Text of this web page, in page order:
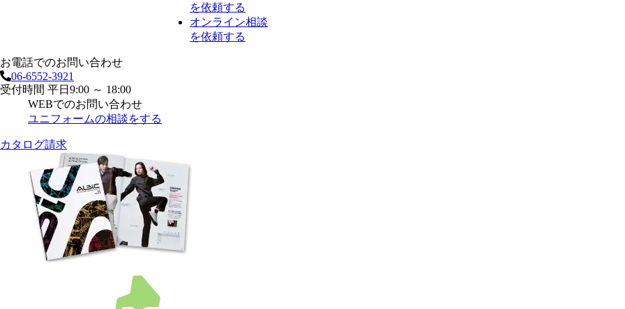
を依頼する
オンライン相談
を依頼する
お電話でのお問い合わせ
06-6552-3921
受付時間 平日9:00 ～ 18:00
WEBでのお問い合わせ
ユニフォームの相談をする
カタログ請求